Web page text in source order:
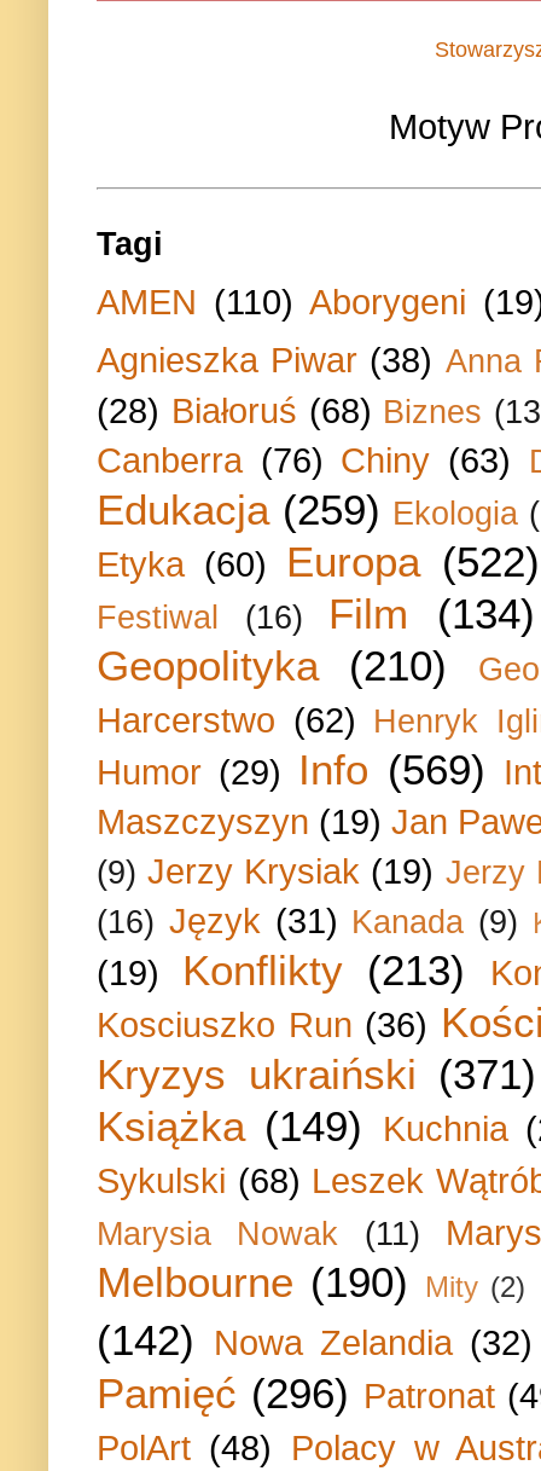
Motyw
Tagi
AMEN (110) Aborygeni
Agnieszka Piwar (38) Anna
(28) Białoruś (68) Biznes
Canberra (76) Chiny (63)
Edukacja (259) Ekologia
Etyka (60) Europa (522)
Festiwal (16) Film
(134)
Geopolityka
(210)
Harcerstwo (62) Henryk
Humor (29) Info (569)
Maszczyszyn (19) Jan
(9) Jerzy Krysiak (19) Jerzy
(16) Język (31) Kanada (9)
(19) Konflikty (213)
Kosciuszko Run (36)
Kryzys ukraiński (371)
Książka (149) Kuchnia
Sykulski (68) Leszek
Marysia Nowak (11)
Melbourne (190) Mity (2)
(142) Nowa Zelandia (32)
Pamięć (296) Patronat
PolArt (48) Polacy w